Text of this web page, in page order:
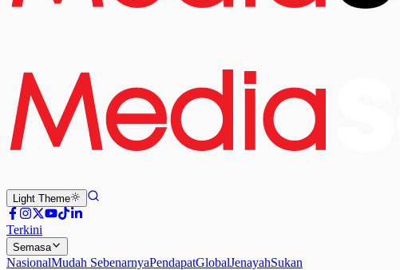
Light Theme
Terkini
Semasa
NasionalMudah SebenarnyaPendapatGlobalJenayahSukan